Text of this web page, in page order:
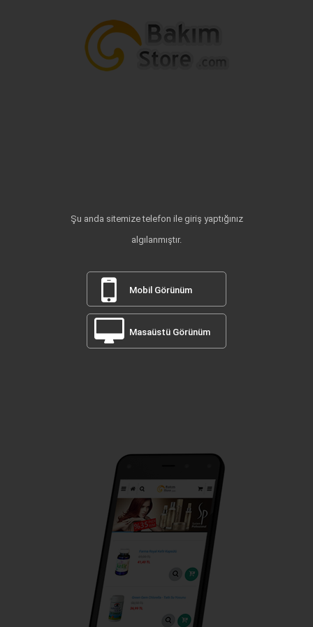
Şu anda sitemize telefon ile giriş yaptığınız
algılanmıştır.
Mobil Görünüm
Masaüstü Görünüm